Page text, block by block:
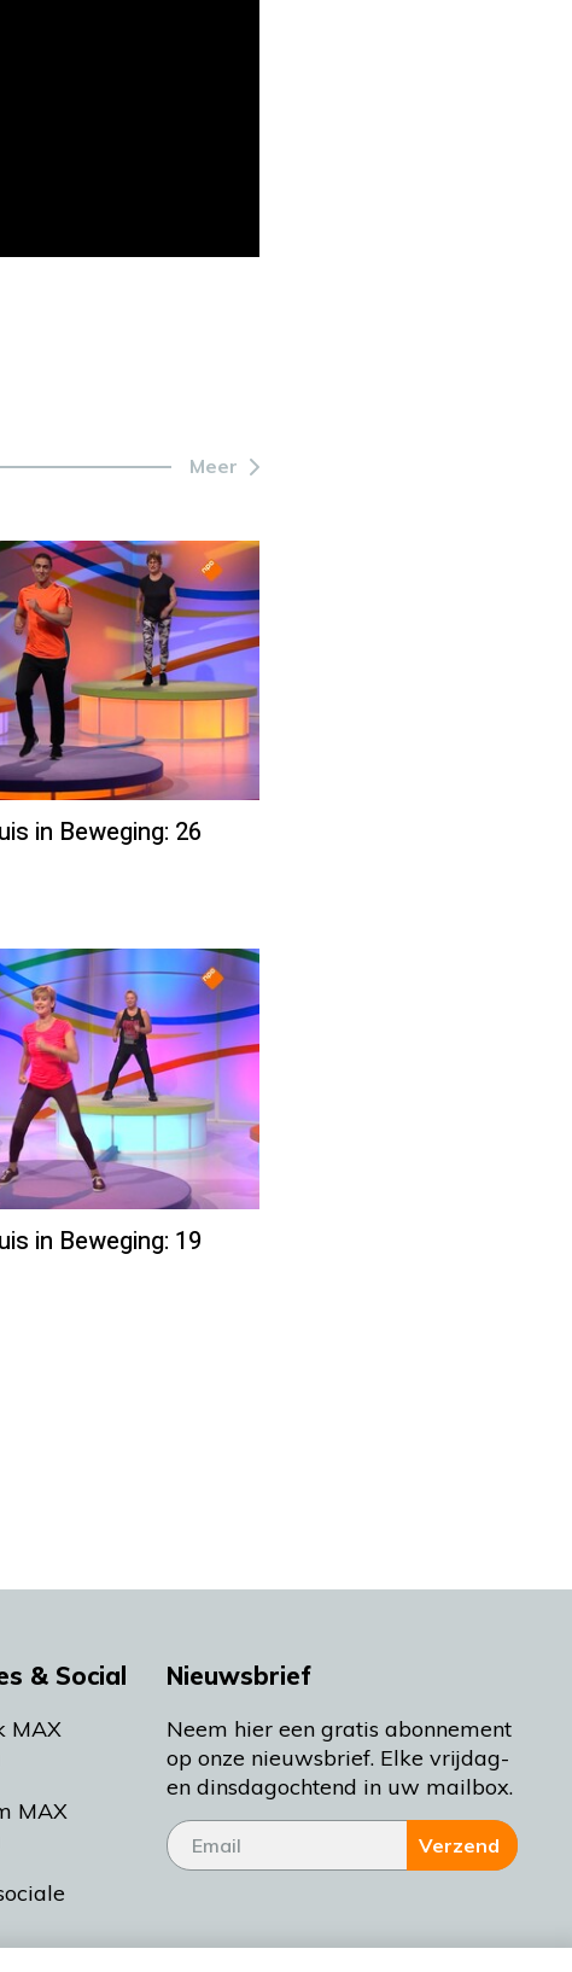
Meer
in Beweging: 26
in Beweging: 19
& Social
MAX
MAX
Nieuwsbrief
Neem hier een gratis abonnement
op onze nieuwsbrief. Elke vrijdag-
en dinsdagochtend in uw mailbox.
Verzend